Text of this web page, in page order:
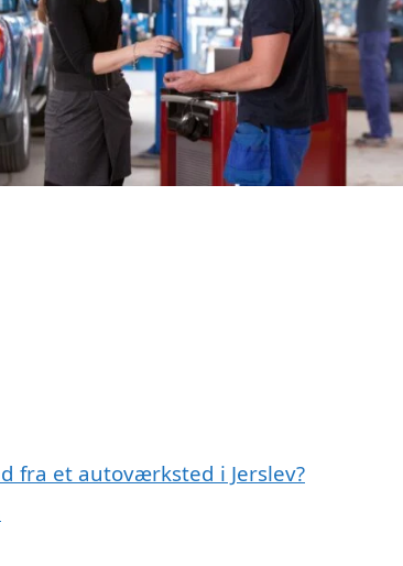
fra et autoværksted i Jerslev?